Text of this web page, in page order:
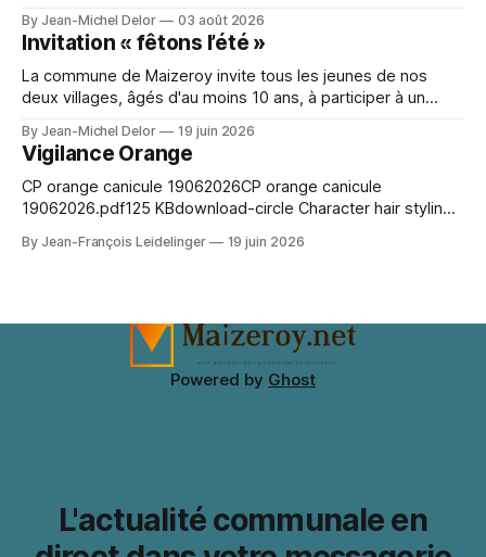
with comfort during events or photo shoots. Lighting can
change how textures and colours appear in photographs.
For event preparation, Space Ereshkigal cosplay
By Jean-Michel Delor 03 août 2026
Invitation « fêtons l’été »
La commune de Maizeroy invite tous les jeunes de nos
deux villages, âgés d'au moins 10 ans, à participer à un
création. Venez nombreux !
By Jean-Michel Delor 19 juin 2026
Vigilance Orange
CP orange canicule 19062026CP orange canicule
19062026.pdf125 KBdownload-circle Character hair styling
A wig cap can improve stability and keep natural hair
By Jean-François Leidelinger 19 juin 2026
Powered by Ghost
L'actualité communale en